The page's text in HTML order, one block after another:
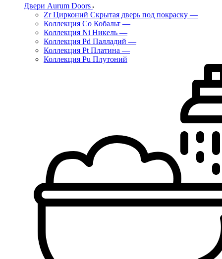
Двери Aurum Doors
Zr Цирконий Скрытая дверь под покраску —
Коллекция Co Кобальт —
Коллекция Ni Никель —
Коллекция Pd Палладий —
Коллекция Pt Платина —
Коллекция Pu Плутоний